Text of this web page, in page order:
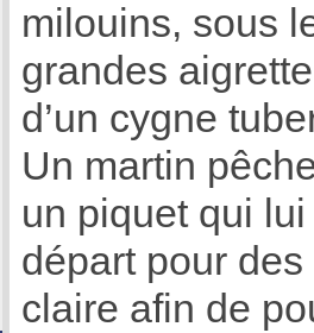
milouins, sous
grandes
d’un cygne
Un martin
un piquet qui
départ pour des
claire afin de